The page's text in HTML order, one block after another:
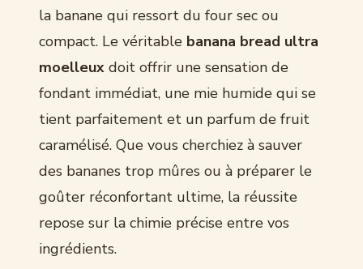
la banane qui ressort du four sec ou
compact. Le véritable banana bread ultra
moelleux doit offrir une sensation de
fondant immédiat, une mie humide qui se
tient parfaitement et un parfum de fruit
caramélisé. Que vous cherchiez à sauver
des bananes trop mûres ou à préparer le
goûter réconfortant ultime, la réussite
repose sur la chimie précise entre vos
ingrédients.